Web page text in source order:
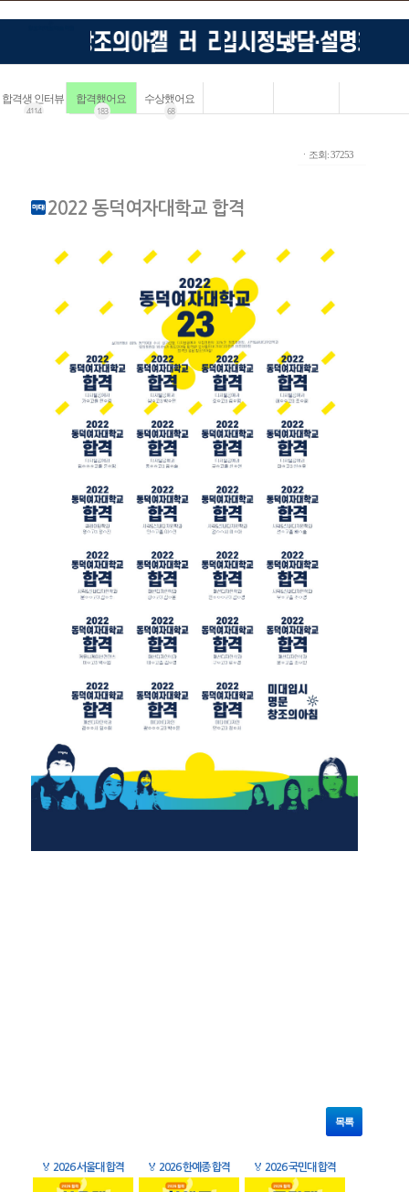
합격생 인터뷰
4114
합격했어요
183
수상했어요
68
ㆍ조회: 37253
2022 동덕여자대학교 합격
목록
🏅 2026 서울대 합격 🏅 2026 한예종 합격 🏅 2026 국민대 합격